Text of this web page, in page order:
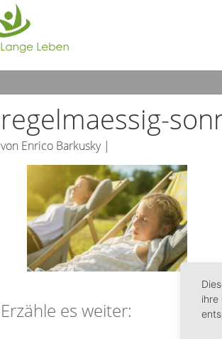
regelmaessig-
von Enrico Barkusky|
Erzähle es weiter:
ihre